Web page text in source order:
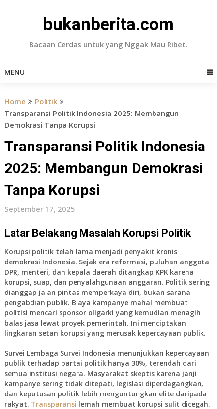
bukanberita.com
Bacaan Cerdas untuk yang Nggak Mau Ribet.
MENU
Home
Politik
Transparansi Politik Indonesia 2025: Membangun
Demokrasi Tanpa Korupsi
Transparansi Politik Indonesia
2025: Membangun Demokrasi
Tanpa Korupsi
September 17, 2025
Latar Belakang Masalah Korupsi Politik
Korupsi politik telah lama menjadi penyakit kronis
demokrasi Indonesia. Sejak era reformasi, puluhan anggota
DPR, menteri, dan kepala daerah ditangkap KPK karena
korupsi, suap, dan penyalahgunaan anggaran. Politik sering
dianggap jalan pintas memperkaya diri, bukan sarana
pengabdian publik. Biaya kampanye mahal membuat
politisi mencari sponsor oligarki yang kemudian menagih
balas jasa lewat proyek pemerintah. Ini menciptakan
lingkaran setan korupsi yang merusak kepercayaan publik.
Survei Lembaga Survei Indonesia menunjukkan kepercayaan
publik terhadap partai politik hanya 30%, terendah dari
semua institusi negara. Masyarakat skeptis karena janji
kampanye sering tidak ditepati, legislasi diperdagangkan,
dan keputusan politik lebih menguntungkan elite daripada
rakyat. Transparansi lemah membuat korupsi sulit dicegah.